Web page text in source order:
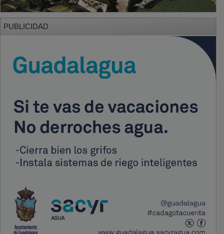
PUBLICIDAD